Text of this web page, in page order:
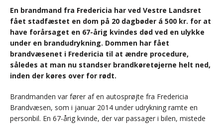
En brandmand fra Fredericia har ved Vestre Landsret
fået stadfæstet en dom på 20 dagbøder á 500 kr. for at
have forårsaget en 67-årig kvindes død ved en ulykke
under en brandudrykning. Dommen har fået
brandvæsenet i Fredericia til at ændre procedure,
således at man nu standser brandkøretøjerne helt ned,
inden der køres over for rødt.
Brandmanden var fører af en autosprøjte fra Fredericia
Brandvæsen, som i januar 2014 under udrykning ramte en
personbil. En 67-årig kvinde, der var passager i bilen, mistede